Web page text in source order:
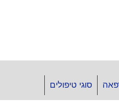
סוגי טיפולים